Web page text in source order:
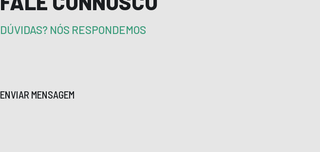
DÚVIDAS? NÓS RESPONDEMOS
ENVIAR MENSAGEM